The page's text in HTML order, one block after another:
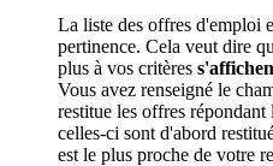
La liste des offres d'emploi
pertinence. Cela veut dire
plus à vos critères
Vous avez renseigné le
restitue les offres
celles-ci sont d'abord
est le plus proche de votre